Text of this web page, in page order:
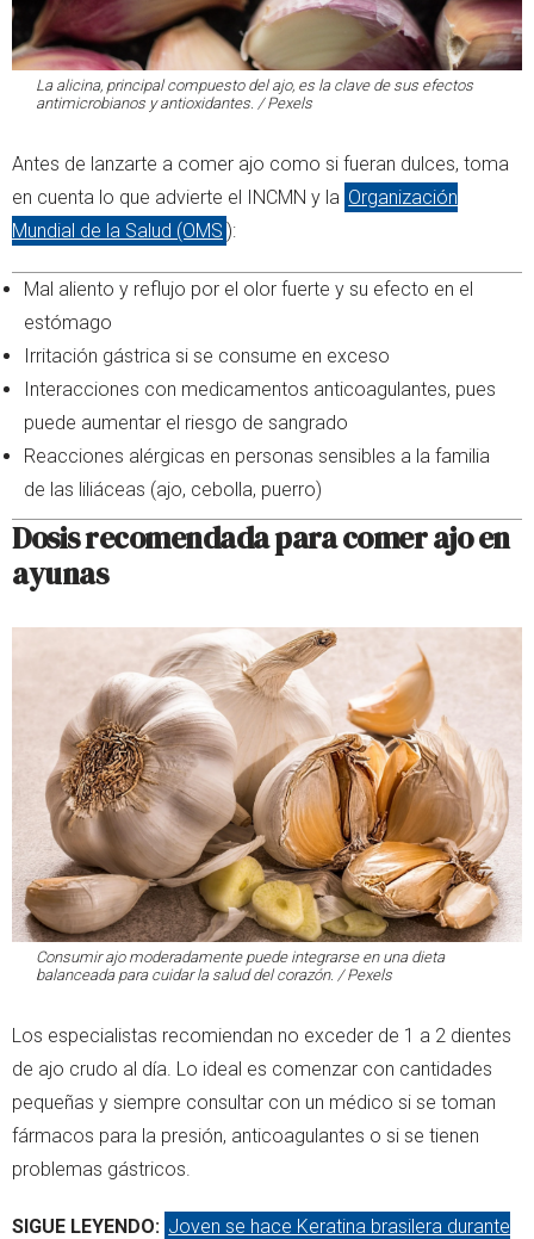
La alicina, principal compuesto del ajo, es la clave de sus efectos
antimicrobianos y antioxidantes. / Pexels
Antes de lanzarte a comer ajo como si fueran dulces, toma
en cuenta lo que advierte el INCMN y la Organización
Mundial de la Salud (OMS ):
Mal aliento y reflujo por el olor fuerte y su efecto en el
estómago
Irritación gástrica si se consume en exceso
Interacciones con medicamentos anticoagulantes, pues
puede aumentar el riesgo de sangrado
Reacciones alérgicas en personas sensibles a la familia
de las liliáceas (ajo, cebolla, puerro)
Dosis recomendada para comer ajo en
ayunas
Consumir ajo moderadamente puede integrarse en una dieta
balanceada para cuidar la salud del corazón. / Pexels
Los especialistas recomiendan no exceder de 1 a 2 dientes
de ajo crudo al día. Lo ideal es comenzar con cantidades
pequeñas y siempre consultar con un médico si se toman
fármacos para la presión, anticoagulantes o si se tienen
problemas gástricos.
SIGUE LEYENDO: Joven se hace Keratina brasilera durante